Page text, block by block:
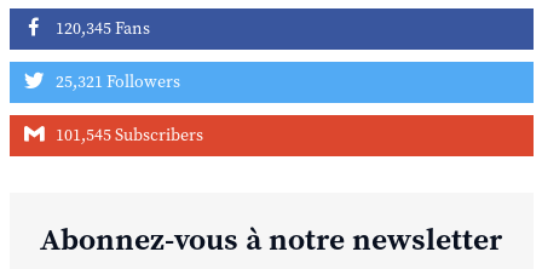
120,345 Fans
25,321 Followers
101,545 Subscribers
Abonnez-vous à notre newsletter